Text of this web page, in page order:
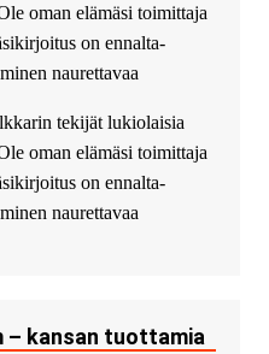
oman elämäsi toimittaja
on ennalta-
naurettavaa
tekijät lukiolaisia
oman elämäsi toimittaja
on ennalta-
naurettavaa
– kansan tuottamia